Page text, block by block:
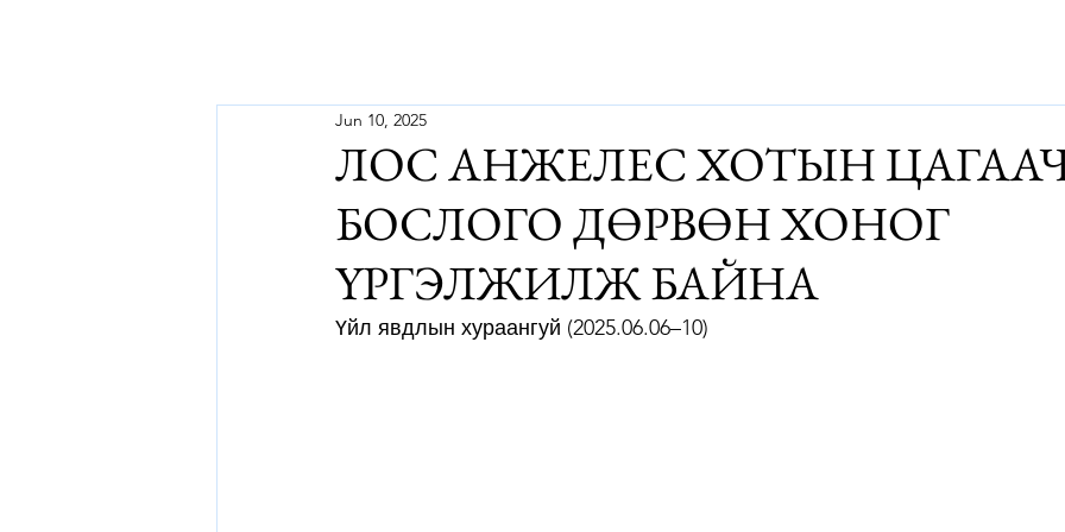
ЛОС АНЖЕЛЕС ХОТЫН
БОСЛОГО ДӨРВӨН ХОНОГ
ҮРГЭЛЖИЛЖ БАЙНА
Jun 10, 2025
Үйл явдлын хураангуй (2025.06.06–10)